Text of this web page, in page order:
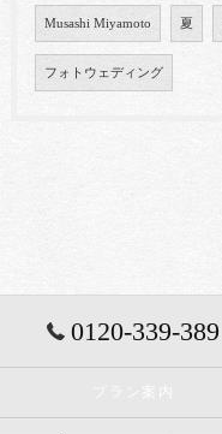
Musashi Miyamoto 夏
フォトウェディング
0120-339-389